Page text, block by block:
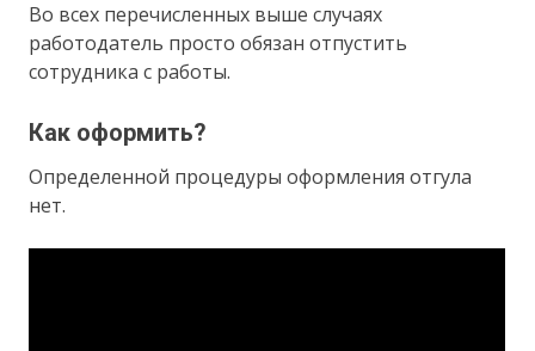
Во всех перечисленных выше случаях
работодатель просто обязан отпустить
сотрудника с работы.
Как оформить?
Определенной процедуры оформления отгула
нет.